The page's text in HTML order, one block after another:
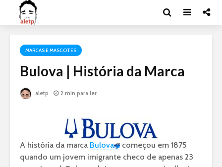
MARCAS E MASCOTES
Bulova | História da Marca
aletp 2 min para ler
A história da marca Bulova
começou em 1875
quando um jovem imigrante checo de apenas 23